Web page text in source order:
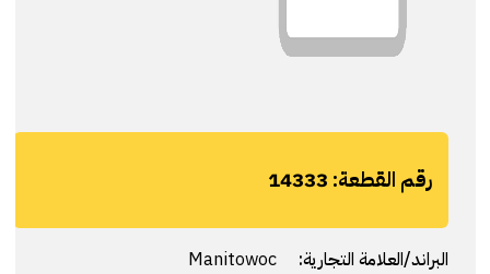
رقم القطعة: 14333
البراند/العلامة التجارية: Manitowoc